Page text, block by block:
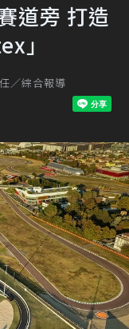
道旁 打造
」
／綜合報導